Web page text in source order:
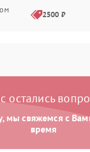
2500 ₽
2200 ₽
остались
мы свяжемся с
время